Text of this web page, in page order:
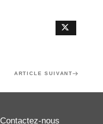
Article
ARTICLE SUIVANT
Contactez-nous